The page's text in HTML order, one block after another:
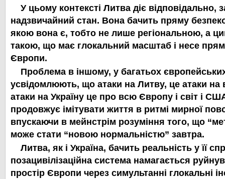
У цьому контексті Литва діє відповідально,
надзвичайний стан. Вона бачить пряму
якою вона є, тобто не лише регіональною, а
такою, що має глокальний масштаб і несе
Європи.
Проблема в іншому, у багатьох
усвідомлюють, що атаки на Литву, це атаки на
атаки на Україну це про всю Європу і світ і
продовжує імітувати життя в ритмі мирної
впускаючи в мейнстрім розуміння того, що
може стати “новою нормальністю” завтра.
Литва, як і Україна, бачить реальність у її
позацивілізаційна система намагається
простір Європи через симультанні глокальні